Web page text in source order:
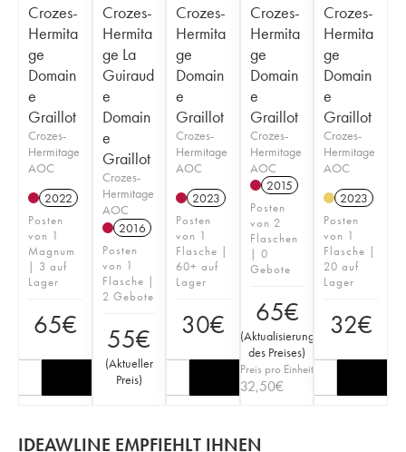
Crozes-
Hermita
ge
Domain
e
Graillot
Crozes-
Hermitage
AOC
2022
Posten
von 1
Magnum
| 3 auf
Lager
65€
Crozes-
Hermita
ge La
Guiraud
e
Domain
e
Graillot
Crozes-
Hermitage
AOC
2016
Posten
von 1
Flasche |
2 Gebote
55€
(Aktueller
Preis)
Crozes-
Hermita
ge
Domain
e
Graillot
Crozes-
Hermitage
AOC
2023
Posten
von 1
Flasche |
60+ auf
Lager
30€
Crozes-
Hermita
ge
Domain
e
Graillot
Crozes-
Hermitage
AOC
2015
Posten
von 2
Flaschen
| 0
Gebote
65€
(Aktualisierung
des Preises)
Preis pro Einheit
32,50€
Crozes-
Hermita
ge
Domain
e
Graillot
Crozes-
Hermitage
AOC
2023
Posten
von 1
Flasche |
20 auf
Lager
32€
IDEAWLINE EMPFIEHLT IHNEN